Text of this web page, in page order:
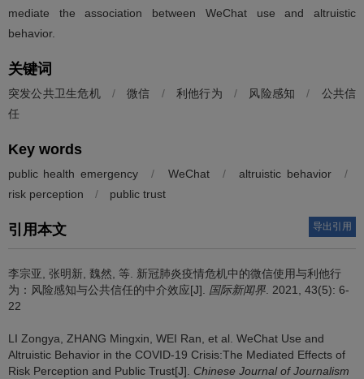
mediate the association between WeChat use and altruistic
behavior.
关键词
突发公共卫生危机 / 微信 / 利他行为 / 风险感知 /
公共信
任
Key words
public health emergency / WeChat / altruistic behavior
/
risk perception
/ public trust
引用本文 导出引用
李宗亚 张明新 魏然 等 新冠肺炎疫情危机中的微信使用与利他行
为：风险感知与公共信任的中介效应[J]. 国际新闻界 . 2021, 43(5): 6-
22
LI Zongya ZHANG Mingxin WEI Ran et al WeChat Use and
Altruistic Behavior in the COVID-19 Crisis:The Mediated Effects of
Risk Perception and Public Trust[J]. Chinese Journal of Journalism